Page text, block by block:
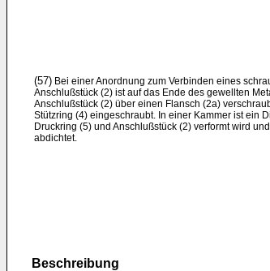
(57) Bei einer Anordnung zum Verbinden eines
Anschlußstück (2) ist auf das Ende des gewellten
Anschlußstück (2) über einen Flansch (2a)
Stützring (4) eingeschraubt. In einer Kammer ist ein
Druckring (5) und Anschlußstück (2) verformt wird
abdichtet.
Beschreibung